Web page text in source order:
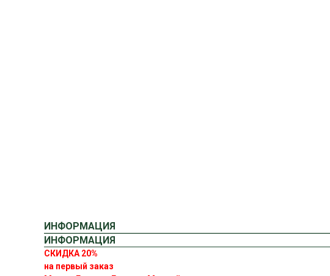
ИНФОРМАЦИЯ
ИНФОРМАЦИЯ
СКИДКА 20%
на первый заказ